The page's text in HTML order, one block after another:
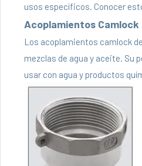
usos específicos. Conocer
Acoplamientos Camlock
Los acoplamientos camlock
mezclas de agua y aceite. Su
usar con agua y productos